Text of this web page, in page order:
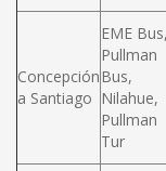
Concepción
a Santiago
EME Bus,
Pullman
Bus,
Nilahue,
Pullman
Tur